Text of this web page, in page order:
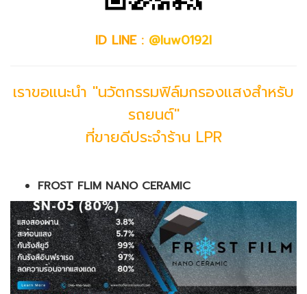
ID LINE : @luw0192l
เราขอแนะนำ "นวัตกรรมฟิล์มกรองแสงสำหรับ
รถยนต์"
ที่ขายดีประจำร้าน LPR
FROST FLIM NANO CERAMIC